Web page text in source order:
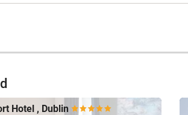
Hotel , Dublin